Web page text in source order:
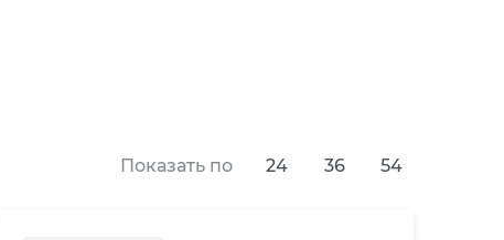
Показать по 24 36 54